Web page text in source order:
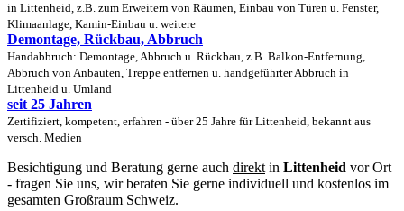
in Littenheid, z.B. zum Erweitern von Räumen, Einbau von Türen u. Fenster,
Klimaanlage, Kamin-Einbau u. weitere
Demontage, Rückbau, Abbruch
Handabbruch: Demontage, Abbruch u. Rückbau, z.B. Balkon-Entfernung,
Abbruch von Anbauten, Treppe entfernen u. handgeführter Abbruch in
Littenheid u. Umland
seit 25 Jahren
Zertifiziert, kompetent, erfahren - über 25 Jahre für Littenheid, bekannt aus
versch. Medien
Besichtigung und Beratung gerne auch direkt in Littenheid vor Ort
- fragen Sie uns, wir beraten Sie gerne individuell und kostenlos im
gesamten Großraum Schweiz.